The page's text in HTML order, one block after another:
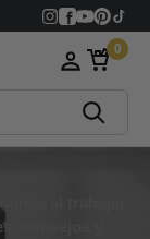
0
consejos y